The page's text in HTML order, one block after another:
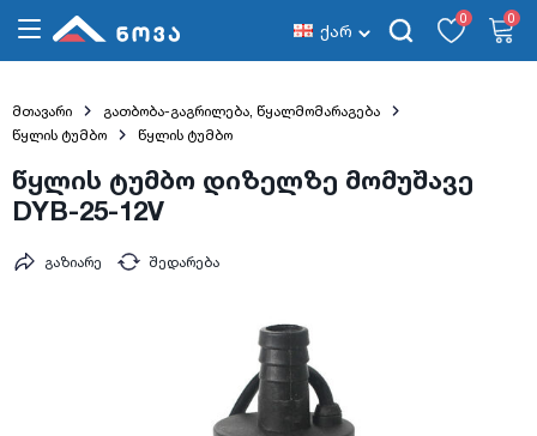
ქარ
0 0
მთავარი
გათბობა-გაგრილება, წყალმომარაგება
წყლის ტუმბო
წყლის ტუმბო
წყლის ტუმბო დიზელზე მომუშავე
DYB-25-12V
შედარება
გაზიარე